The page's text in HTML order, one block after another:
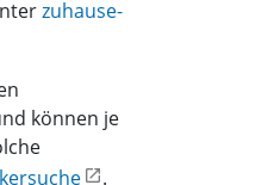
zuhause-
können je
.